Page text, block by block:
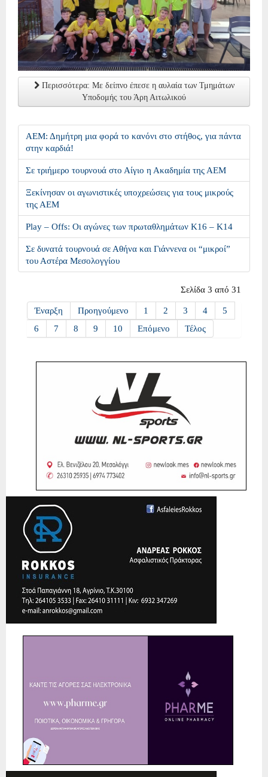
Περισσότερα: Με δείπνο έπεσε η αυλαία των Τμημάτων
Υποδομής του Άρη Αιτωλικού
ΑΕΜ: Δημήτρη μια φορά το κανόνι στο στήθος, για πάντα
στην καρδιά!
Σε τριήμερο τουρνουά στο Αίγιο η Ακαδημία της ΑΕΜ
Ξεκίνησαν οι αγωνιστικές υποχρεώσεις για τους μικρούς
της ΑΕΜ
Play – Offs: Οι αγώνες των πρωταθλημάτων Κ16 – Κ14
Σε δυνατά τουρνουά σε Αθήνα και Γιάννενα οι “μικροί”
του Αστέρα Μεσολογγίου
Σελίδα 3 από 31
Έναρξη Προηγούμενο 1 2 3 4
5
6
7 8 9 10 Επόμενο Τέλος